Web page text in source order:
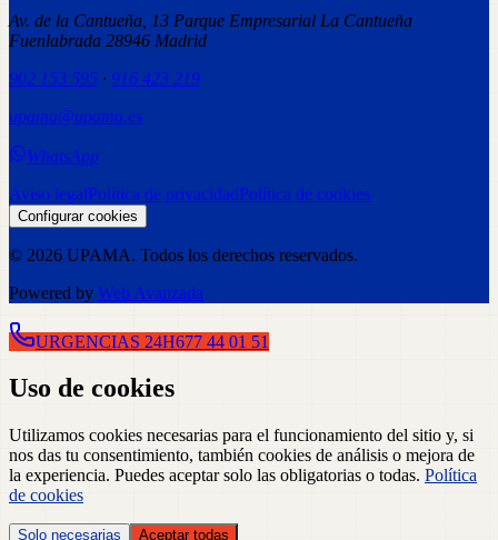
Av. de la Cantueña, 13 Parque Empresarial La Cantueña
Fuenlabrada 28946 Madrid
902 153 595 · 916 423 219
upama@upama.es
WhatsApp
Aviso legalPolítica de privacidadPolítica de cookies
Configurar cookies
© 2026 UPAMA. Todos los derechos reservados.
Powered by Web Avanzada
URGENCIAS 24H677 44 01 51
Uso de cookies
Utilizamos cookies necesarias para el funcionamiento del sitio y, si
nos das tu consentimiento, también cookies de análisis o mejora de
la experiencia. Puedes aceptar solo las obligatorias o todas. Política
de cookies
Solo necesarias Aceptar todas